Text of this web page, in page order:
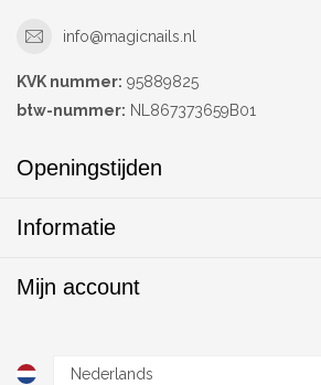
info@magicnails.nl
KVK nummer: 95889825
btw-nummer: NL867373659B01
Openingstijden
Informatie
Mijn account